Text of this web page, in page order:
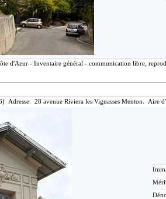
d'Azur - Inventaire général - communication libre,
Adresse: 28 avenue Riviera les Vignasses Menton. Aire